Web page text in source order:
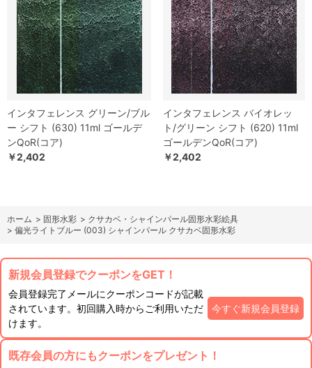
インタフェレンス グリーン/ブル
ー シフト (630) 11ml ゴールデ
ンQoR(コア)
￥2,402
インタフェレンス バイオレッ
ト/グリーン シフト (620) 11ml
ゴールデンQoR(コア)
￥2,402
ホーム > 固形水彩 > クサカベ・シャインパール固形水彩絵具
> 偏光ライトブルー (003) シャインパール クサカベ固形水彩
新規会員登録でクーポンをGET！
会員登録完了メールにクーポンコードが記載
されています。初回購入時からご利用いただ
けます。
今すぐ新規会員登録
既存会員の方にもクーポンをプレゼント！